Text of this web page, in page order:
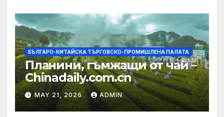
БЪЛГАРО-КИТАЙСКА ТЪРГОВСКО-ПРОМИШЛЕНА ПАЛАТА
Планини, гъмжащи от чай –
Chinadaily.com.cn
MAY 21, 2026 ADMIN